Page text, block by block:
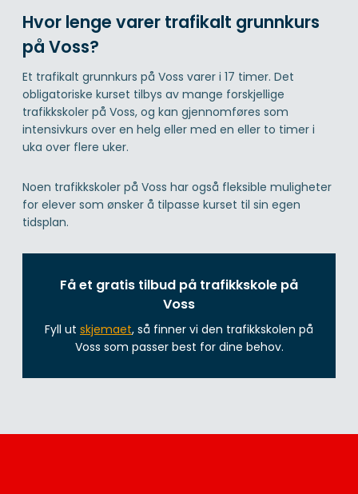
Hvor lenge varer trafikalt grunnkurs
på Voss?
Et trafikalt grunnkurs på Voss varer i 17 timer. Det
obligatoriske kurset tilbys av mange forskjellige
trafikkskoler på Voss, og kan gjennomføres som
intensivkurs over en helg eller med en eller to timer i
uka over flere uker.
Noen trafikkskoler på Voss har også fleksible muligheter
for elever som ønsker å tilpasse kurset til sin egen
tidsplan.
Få et gratis tilbud på trafikkskole på
Voss
Fyll ut skjemaet, så finner vi den trafikkskolen på
Voss som passer best for dine behov.